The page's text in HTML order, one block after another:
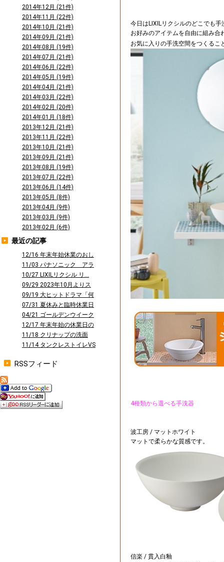
今日はLIXILリクシルのどこでも
お好みのアイテムを自由に組み合
お気に入りの手洗空間をつくるこ
4種類から選べる手洗器
波工房 / マットホワイト
マットで柔らかな質感です。
信楽 / 貫入白釉
2014年12月 (21件)
2014年11月 (22件)
2014年10月 (21件)
2014年09月 (21件)
2014年08月 (19件)
2014年07月 (21件)
2014年06月 (22件)
2014年05月 (19件)
2014年04月 (21件)
2014年03月 (22件)
2014年02月 (20件)
2014年01月 (18件)
2013年12月 (21件)
2013年11月 (22件)
2013年10月 (21件)
2013年09月 (21件)
2013年08月 (19件)
2013年07月 (22件)
2013年06月 (14件)
2013年05月 (8件)
2013年04月 (9件)
2013年03月 (9件)
2013年02月 (6件)
最近の記事
12/16 年末年始休業のおし
らせ
11/03 パナソニック アラ
ウーノ...
10/27 LIXILリクシル リ...
09/29 2023年10月よりス
タ...
09/19 大ヒットドラマ「何
曜日に...
07/31 夏休みと臨時休業日
のお知...
04/21 ゴールデンウイーク
休業の...
12/17 年末年始の休業日の
お知ら...
11/18 クリナップの洗面
台 ファ...
11/14 タンクレストイレVS
RSSフィード